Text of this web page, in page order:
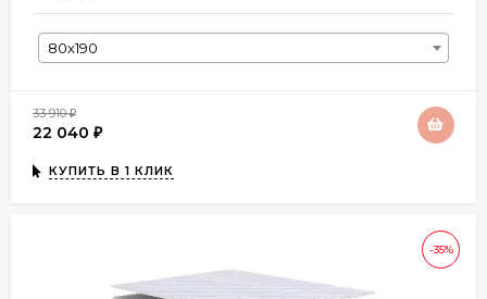
80х190
33 910₽
22 040 ₽
КУПИТЬ В 1 КЛИК
-35%